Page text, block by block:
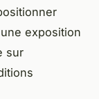
exposition
sur